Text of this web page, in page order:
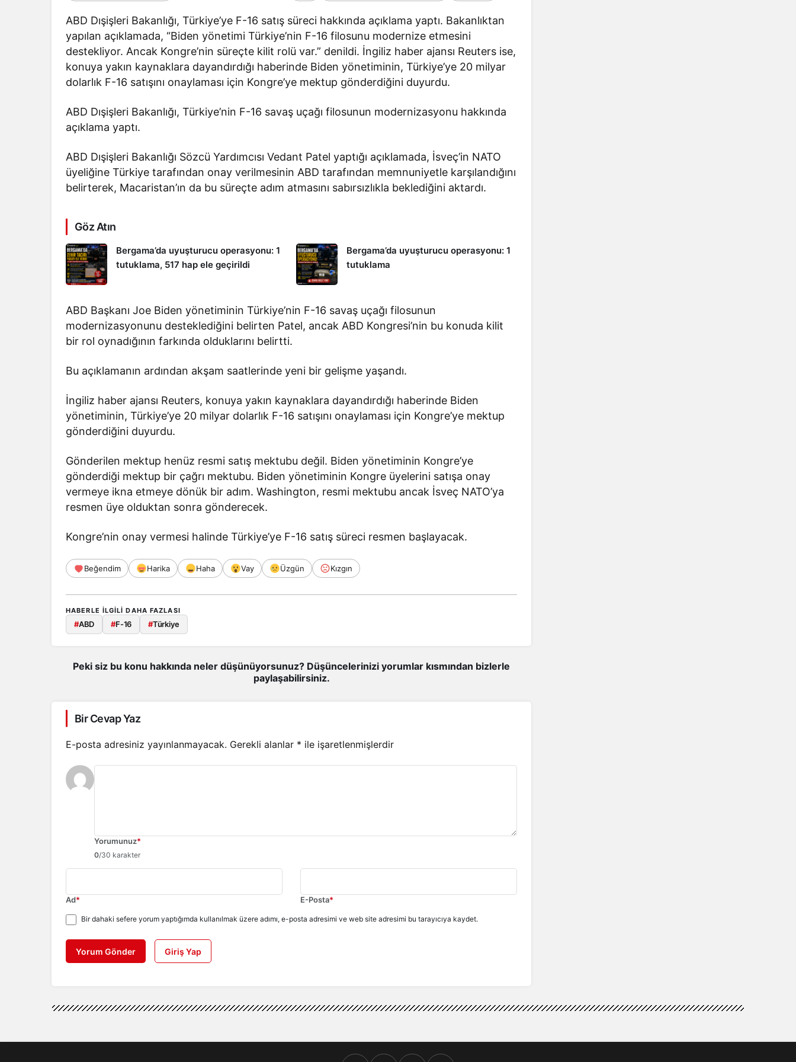
ABD Dışişleri Bakanlığı, Türkiye’ye F-16 satış süreci hakkında açıklama yaptı. Bakanlıktan
yapılan açıklamada, “Biden yönetimi Türkiye’nin F-16 filosunu modernize etmesini
destekliyor. Ancak Kongre’nin süreçte kilit rolü var.” denildi. İngiliz haber ajansı Reuters ise,
konuya yakın kaynaklara dayandırdığı haberinde Biden yönetiminin, Türkiye’ye 20 milyar
dolarlık F-16 satışını onaylaması için Kongre’ye mektup gönderdiğini duyurdu.
ABD Dışişleri Bakanlığı, Türkiye’nin F-16 savaş uçağı filosunun modernizasyonu hakkında
açıklama yaptı.
ABD Dışişleri Bakanlığı Sözcü Yardımcısı Vedant Patel yaptığı açıklamada, İsveç’in NATO
üyeliğine Türkiye tarafından onay verilmesinin ABD tarafından memnuniyetle karşılandığını
belirterek, Macaristan’ın da bu süreçte adım atmasını sabırsızlıkla beklediğini aktardı.
Göz Atın
Bergama’da uyuşturucu operasyonu: 1
tutuklama, 517 hap ele geçirildi
Bergama’da uyuşturucu operasyonu: 1
tutuklama
ABD Başkanı Joe Biden yönetiminin Türkiye’nin F-16 savaş uçağı filosunun
modernizasyonunu desteklediğini belirten Patel, ancak ABD Kongresi’nin bu konuda kilit
bir rol oynadığının farkında olduklarını belirtti.
Bu açıklamanın ardından akşam saatlerinde yeni bir gelişme yaşandı.
İngiliz haber ajansı Reuters, konuya yakın kaynaklara dayandırdığı haberinde Biden
yönetiminin, Türkiye’ye 20 milyar dolarlık F-16 satışını onaylaması için Kongre’ye mektup
gönderdiğini duyurdu.
Gönderilen mektup henüz resmi satış mektubu değil. Biden yönetiminin Kongre’ye
gönderdiği mektup bir çağrı mektubu. Biden yönetiminin Kongre üyelerini satışa onay
vermeye ikna etmeye dönük bir adım. Washington, resmi mektubu ancak İsveç NATO’ya
resmen üye olduktan sonra gönderecek.
Kongre’nin onay vermesi halinde Türkiye’ye F-16 satış süreci resmen başlayacak.
Beğendim Harika Haha Vay Üzgün Kızgın
HABERLE ILGILI DAHA FAZLASI
#ABD #F-16 #Türkiye
Peki siz bu konu hakkında neler düşünüyorsunuz? Düşüncelerinizi yorumlar kısmından bizlerle
paylaşabilirsiniz.
Bir Cevap Yaz
E-posta adresiniz yayınlanmayacak. Gerekli alanlar * ile işaretlenmişlerdir
Yorumunuz*
0/30 karakter
Ad* E-Posta*
Bir dahaki sefere yorum yaptığımda kullanılmak üzere adımı, e-posta adresimi ve web site adresimi bu tarayıcıya kaydet.
Yorum Gönder Giriş Yap